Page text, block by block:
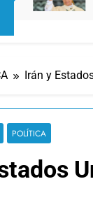
3 Horas Atrás
Irán y
POLÍTICA